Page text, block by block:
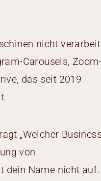
nicht
Carousels,
das seit 2019
„Welcher
von
dein Name nicht auf.